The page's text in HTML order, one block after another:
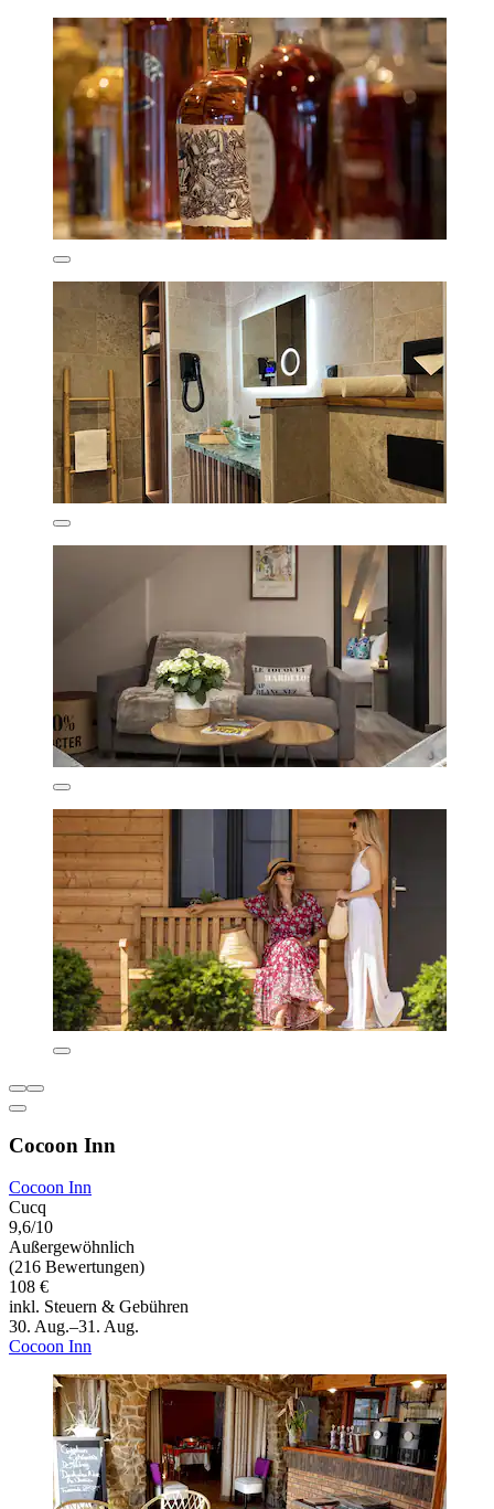
Cocoon Inn
Cocoon Inn
Cucq
9,6/10
Außergewöhnlich
(216 Bewertungen)
108 €
inkl. Steuern & Gebühren
30. Aug.–31. Aug.
Cocoon Inn